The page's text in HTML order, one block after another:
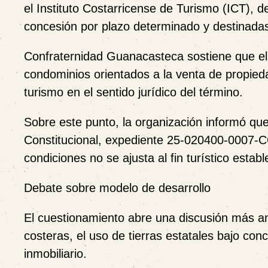
el Instituto Costarricense de Turismo (ICT),
concesión por plazo determinado y
Confraternidad Guanacasteca sostiene que
condominios orientados a la venta de
turismo en el sentido jurídico del término.
Sobre este punto, la organización informó
Constitucional, expediente 25-020400-0007-
condiciones no se ajusta al fin turístico
Debate sobre modelo de desarrollo
El cuestionamiento abre una discusión más
costeras, el uso de tierras estatales bajo
inmobiliario.